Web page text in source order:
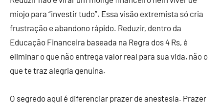
miojo para “investir tudo”. Essa visão extremista só cria
frustração e abandono rápido. Reduzir, dentro da
Educação Financeira baseada na Regra dos 4 Rs, é
eliminar o que não entrega valor real para sua vida, não o
que te traz alegria genuína.
O segredo aqui é diferenciar prazer de anestesia. Prazer